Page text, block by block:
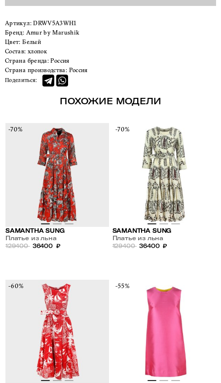
Артикул:DRWV5A3WH1
Бренд:
Amur by Marushik
Цвет:
Белый
Состав: хлопок
Страна бренда: Россия
Страна производства: Россия
Поделиться:
ПОХОЖИЕ МОДЕЛИ
-70%
SAMANTHA SUNG
Платье из льна
129400 36400 ₽
-70%
SAMANTHA SUNG
Платье из льна
129400 36400 ₽
-60% -55%